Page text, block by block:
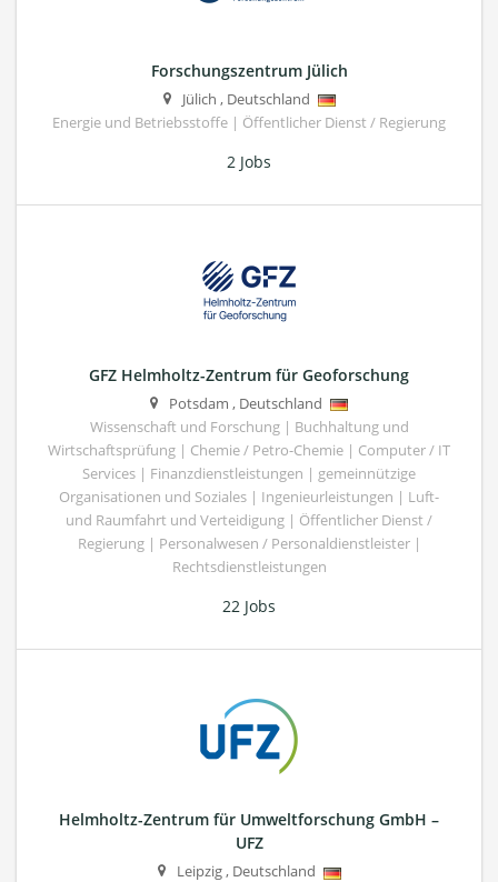
Forschungszentrum Jülich
Jülich , Deutschland
Energie und Betriebsstoffe | Öffentlicher Dienst / Regierung
2 Jobs
GFZ Helmholtz-Zentrum für Geoforschung
Potsdam , Deutschland
Wissenschaft und Forschung | Buchhaltung und
Wirtschaftsprüfung | Chemie / Petro-Chemie | Computer / IT
Services | Finanzdienstleistungen | gemeinnützige
Organisationen und Soziales | Ingenieurleistungen | Luft-
und Raumfahrt und Verteidigung | Öffentlicher Dienst /
Regierung | Personalwesen / Personaldienstleister |
Rechtsdienstleistungen
22 Jobs
Helmholtz-Zentrum für Umweltforschung GmbH –
UFZ
Leipzig, Deutschland